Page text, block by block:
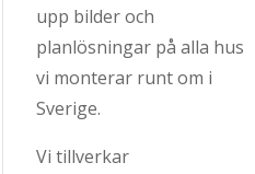
upp bilder och
planlösningar på alla hus
vi monterar runt om i
Sverige.
Vi tillverkar